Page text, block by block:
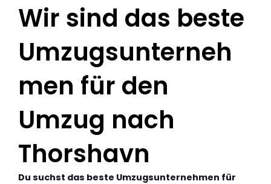
Wir sind das beste
Umzugsunterneh
men für den
Umzug nach
Thorshavn
Du suchst das beste Umzugsunternehmen für